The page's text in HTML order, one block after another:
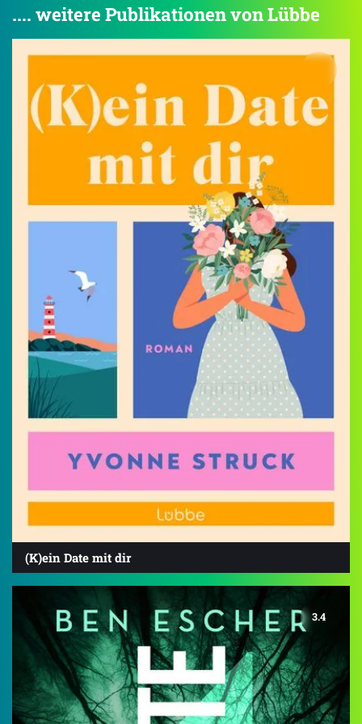
.... weitere Publikationen von Lübbe
(K)ein Date mit dir
3.4